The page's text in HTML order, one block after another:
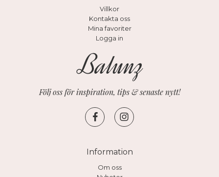
Villkor
Kontakta oss
Mina favoriter
Logga in
Följ oss för inspiration, tips & senaste nytt!
Information
Om oss